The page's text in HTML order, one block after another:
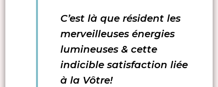
C’est là que résident les
merveilleuses énergies
lumineuses & cette
indicible satisfaction liée
à la Vôtre!